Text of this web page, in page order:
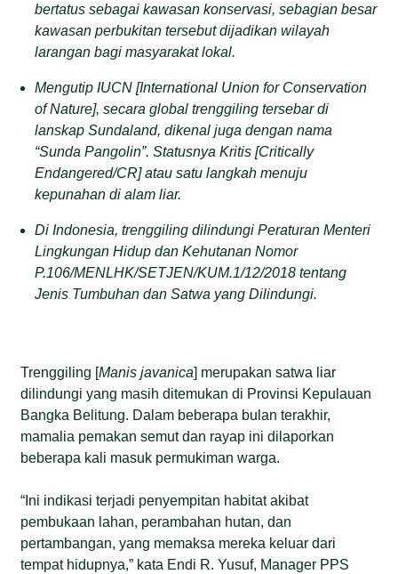
bertatus sebagai kawasan konservasi, sebagian besar
kawasan perbukitan tersebut dijadikan wilayah
larangan bagi masyarakat lokal.
Mengutip IUCN [International Union for Conservation
of Nature], secara globaltrenggilingtersebar di
lanskap Sundaland, dikenaljugadengan nama
“Sunda Pangolin”.StatusnyaKritis [Critically
Endangered/CR] atau satu langkah menuju
kepunahan di alam liar.
Di Indonesia,trenggiling dilindungiPeraturan Menteri
Lingkungan Hidup dan Kehutanan Nomor
P.106/MENLHK/SETJEN/KUM.1/12/2018 tentang
Jenis Tumbuhan dan Satwa yang Dilindungi.
Trenggiling [Manisjavanica] merupakan satwa liar
dilindungi yang masih ditemukan di Provinsi Kepulauan
Bangka Belitung. Dalam beberapa bulan terakhir,
mamalia pemakan semut dan rayap ini dilaporkan
beberapa kali masuk permukiman warga.
“Ini indikasi terjadi penyempitan habitat akibat
pembukaan lahan, perambahan hutan, dan
pertambangan, yang memaksa mereka keluar dari
tempat hidupnya,” kata Endi R. Yusuf, Manager PPS